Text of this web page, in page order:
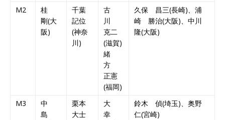
M2
桂
剛(大
阪)
千葉
記位
(神奈
川)
古
川
克二
(滋賀)
緒
方
正憲
(福岡)
久保 昌三(長崎)、浦
崎 勝治(大阪)、中川
隆(大阪)
M3
中
島
栗本
大士
大
幸
鈴木 偵(埼玉)、奥野
仁(宮崎)